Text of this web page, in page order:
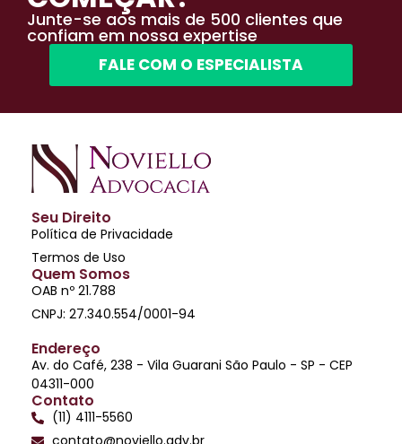
Junte-se aos mais de 500 clientes que
confiam em nossa expertise
FALE COM O ESPECIALISTA
Seu Direito
Política de Privacidade
Termos de Uso
Quem Somos
OAB nº 21.788
CNPJ: 27.340.554/0001-94
Endereço
Av. do Café, 238 - Vila Guarani São Paulo - SP - CEP
04311-000
Contato
(11) 4111-5560